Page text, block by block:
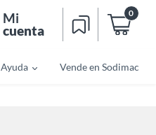
Mi
cuenta
0
Ayuda Vende en Sodimac